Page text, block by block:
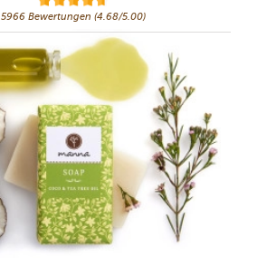
5966 Bewertungen (4.68/5.00)